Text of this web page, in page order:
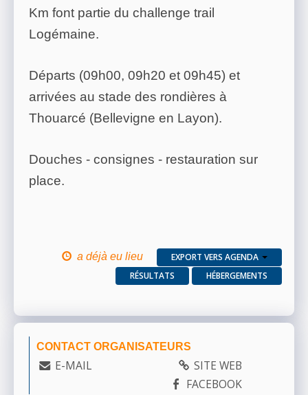
Km font partie du challenge trail
Logémaine.
Départs (09h00, 09h20 et 09h45) et
arrivées au stade des rondières à
Thouarcé (Bellevigne en Layon).
Douches - consignes - restauration sur
place.
a déjà eu lieu
EXPORT VERS AGENDA
RÉSULTATS
HÉBERGEMENTS
CONTACT ORGANISATEURS
E-MAIL
SITE WEB
FACEBOOK